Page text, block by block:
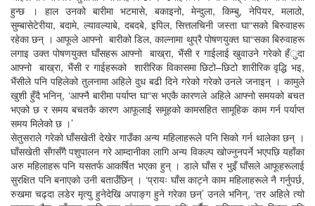
हुन्छ । हाल उनको बारीमा भटमासे, बकाइनो, मेन्दुला, किम्बु, नेपियर, मलाठो,
सुम्बासेटेरीया, बदामे, ल्यावल्याबे, दबदबे, इपिल, सित्तलचिनी जस्ता घा“सको बिरुवाहरू
रहेका छन् । आफूले आफ्नो बारीको डिल, काल्नामा थुप्रै पोषणयुक्त घा“सका बिरुवाहरू
लगाइ उक्त पोषणयुक्त घाँसहरू आफ्नो बाख्रा, भैंसी र गाईलाई खुवाउने गरेको हँुदा
आफ्नो बाख्रा, भैंसी र गाईहरूको शारीरिक विकासमा छिटो–छिटो शारीरिक वृद्धि भइ,
भैंसीले पनि पहिलेको तुलनामा अहिले दुध बढी दिने गरेको गरेको उनले जनाइन् । कामुले
खुशी हुँदै भनिन्, ‘आफ्नै बारीमा पर्याप्त घा“स भएकै कारणले अहिले आफ्नो समयको बचत
भएको छ र समय बचतकै कारण आफूलाई समूहको कामसहित सामूहिक काम गर्न पर्याप्त
समय मिलेको छ ।’
सेतुसराले गरेको घाँसखेती देखेर गाउँका अन्य महिलाहरूले पनि सिको गर्न थालेका छन् ।
घाँसखेती सँगसँगै पशुपालन गरे आम्दानीका लागि अन्य विकल्प खोज्नुनपर्ने भएपछि यहाँका
अरु महिलाहरू पनि यसतर्फ आकर्षित भएका हुन् । डाले घाँस र भुइँ घाँसले आफूहरूलाई
सुरक्षित पनि बनाएको उनी बताउँछिन् । ‘प्रायः घाँस काट्ने काम महिलाहरूले नै गर्नुपर्छ,
रुखमा चढ्दा लडेर मृत्यु हुनेदेखि अपाङ्ग हुने गरेका छन्’ उनले भनिन्, ‘तर अहिले त्यो